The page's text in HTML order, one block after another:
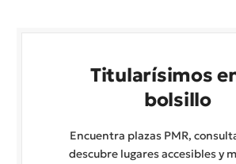
Titularísimos
bolsillo
Encuentra plazas PMR,
descubre lugares accesibles y